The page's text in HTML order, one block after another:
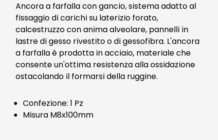
Ancora a farfalla con gancio, sistema adatto al
fissaggio di carichi su laterizio forato,
calcestruzzo con anima alveolare, pannelli in
lastre di gesso rivestito o di gessofibra. L'ancora
a farfalla è prodotta in acciaio, materiale che
consente un'ottima resistenza alla ossidazione
ostacolando il formarsi della ruggine.
Confezione: 1 Pz
Misura M8x100mm